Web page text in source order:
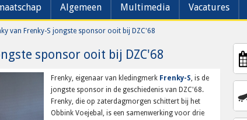
Algemeen Multimedia Vacatures
van Frenky-S jongste sponsor ooit bij DZC'68
sponsor ooit bij DZC'68
Frenky, eigenaar van kledingmerk Frenky-S, is de
jongste sponsor in de geschiedenis van DZC'68.
Frenky, die op zaterdagmorgen schittert bij het
Obbink Voejebal, is een samenwerking voor drie